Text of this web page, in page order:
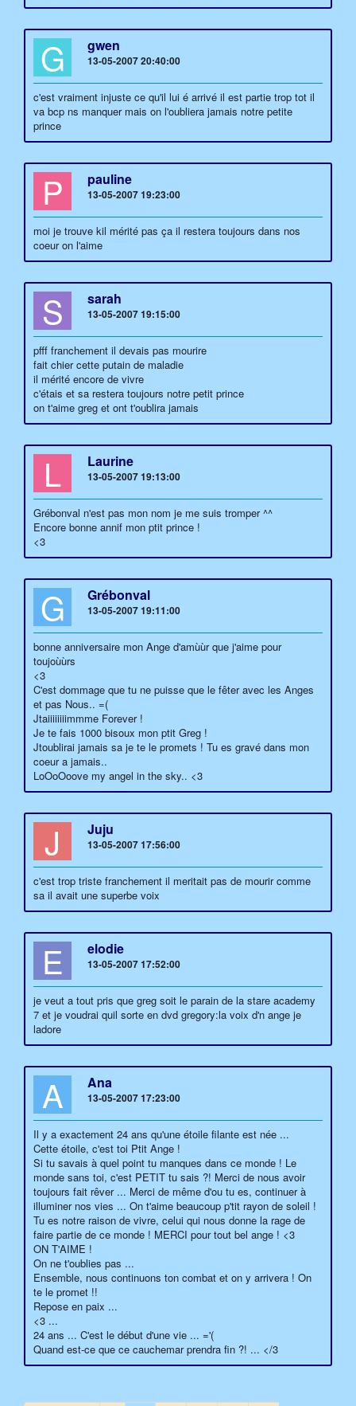
G gwen
13-05-2007 20:40:00
c'est vraiment injuste ce qu'il lui é arrivé il est partie trop tot il
va bcp ns manquer mais on l'oubliera jamais notre petite
prince
P pauline
13-05-2007 19:23:00
moi je trouve kil mérité pas ça il restera toujours dans nos
coeur on l'aime
S sarah
13-05-2007 19:15:00
pfff franchement il devais pas mourire
fait chier cette putain de maladie
il mérité encore de vivre
c'étais et sa restera toujours notre petit prince
on t'aime greg et ont t'oublira jamais
L Laurine
13-05-2007 19:13:00
Grébonval n'est pas mon nom je me suis tromper ^^
Encore bonne annif mon ptit prince !
<3
G Grébonval
13-05-2007 19:11:00
bonne anniversaire mon Ange d'amùùr que j'aime pour
toujoùùrs
<3
C'est dommage que tu ne puisse que le fêter avec les Anges
et pas Nous.. =(
Jtaiiiiiiiimmme Forever !
Je te fais 1000 bisoux mon ptit Greg !
Jtoublirai jamais sa je te le promets ! Tu es gravé dans mon
coeur a jamais..
LoOoOoove my angel in the sky.. <3
J Juju
13-05-2007 17:56:00
c'est trop triste franchement il meritait pas de mourir comme
sa il avait une superbe voix
E elodie
13-05-2007 17:52:00
je veut a tout pris que greg soit le parain de la stare academy
7 et je voudrai quil sorte en dvd gregory:la voix d'n ange je
ladore
A Ana
13-05-2007 17:23:00
Il y a exactement 24 ans qu'une étoile filante est née ...
Cette étoile, c'est toi Ptit Ange !
Si tu savais à quel point tu manques dans ce monde ! Le
monde sans toi, c'est PETIT tu sais ?! Merci de nous avoir
toujours fait rêver ... Merci de même d'ou tu es, continuer à
illuminer nos vies ... On t'aime beaucoup p'tit rayon de soleil !
Tu es notre raison de vivre, celui qui nous donne la rage de
faire partie de ce monde ! MERCI pour tout bel ange ! <3
ON T'AIME !
On ne t'oublies pas ...
Ensemble, nous continuons ton combat et on y arrivera ! On
te le promet !!
Repose en paix ...
<3 ...
24 ans ... C'est le début d'une vie ... ='(
Quand est-ce que ce cauchemar prendra fin ?! ... </3